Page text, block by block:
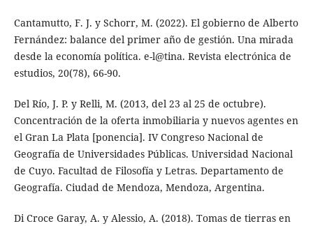
Cantamutto, F. J. y Schorr, M. (2022). El gobierno de Alberto
Fernández: balance del primer año de gestión. Una mirada
desde la economía política. e-l@tina. Revista electrónica de
estudios, 20(78), 66-90.
Del Río, J. P. y Relli, M. (2013, del 23 al 25 de octubre).
Concentración de la oferta inmobiliaria y nuevos agentes en
el Gran La Plata [ponencia]. IV Congreso Nacional de
Geografía de Universidades Públicas. Universidad Nacional
de Cuyo. Facultad de Filosofía y Letras. Departamento de
Geografía. Ciudad de Mendoza, Mendoza, Argentina.
Di Croce Garay, A. y Alessio, A. (2018). Tomas de tierras en